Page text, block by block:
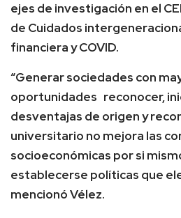
ejes de investigación en el
de Cuidados
financiera y COVID.
“Generar sociedades con
oportunidades reconocer,
desventajas de origen y
universitario no mejora las
socioeconómicas por si
establecerse políticas que
mencionó Vélez.